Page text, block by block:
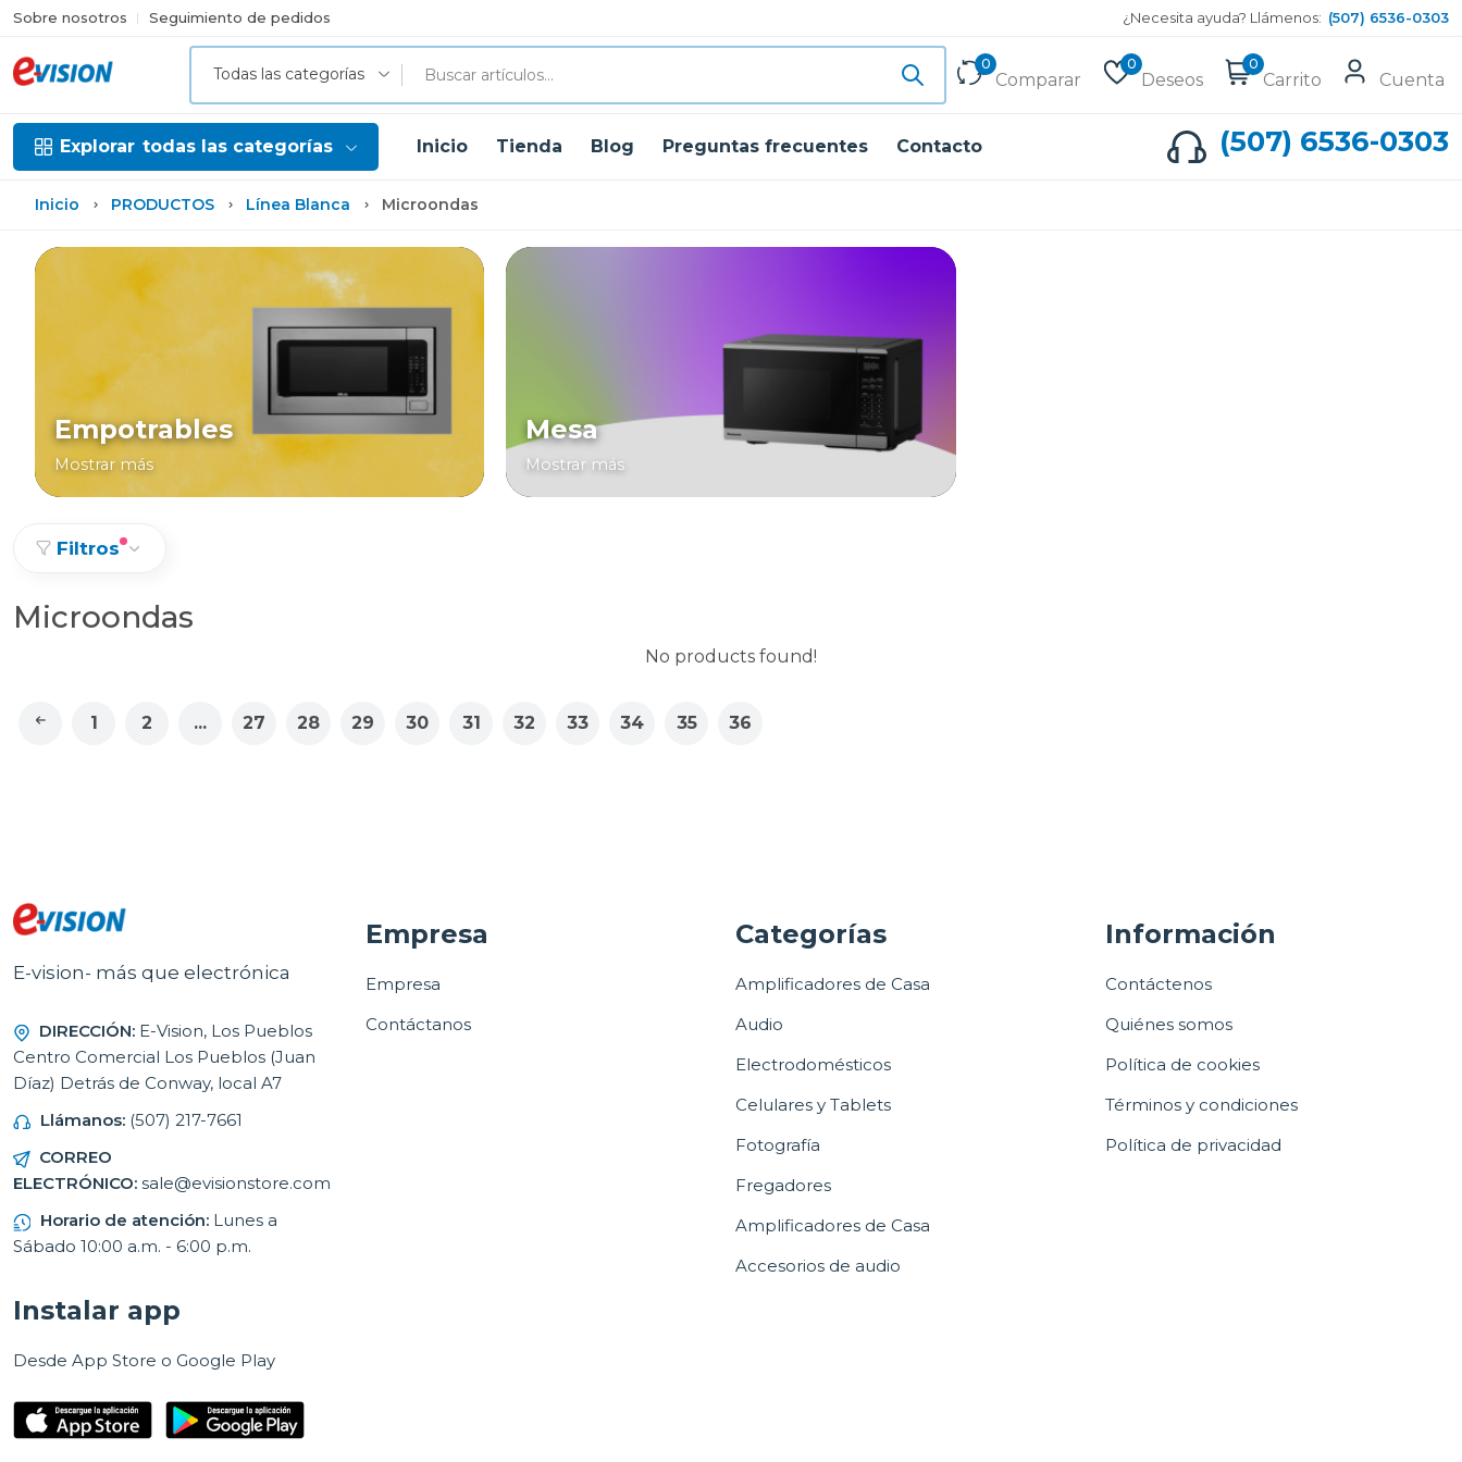
Sobre nosotros Seguimiento de pedidos ¿Necesita ayuda? Llámenos: (507) 6536-0303
Todas las categorías
0
Comparar
0
Deseos
0
Carrito Cuenta
Explorar todas las categorías Inicio Tienda Blog Preguntas frecuentes Contacto (507) 6536-0303
Inicio PRODUCTOS Línea Blanca Microondas
Empotrables
Mostrar más
Mesa
Mostrar más
Filtros
Microondas
No products found!
1 2 ... 27 28 29 30 31 32 33 34 35 36
E-vision- más que electrónica
DIRECCIÓN: E-Vision, Los Pueblos
Centro Comercial Los Pueblos (Juan
Díaz) Detrás de Conway, local A7
Llámanos: (507) 217-7661
CORREO
ELECTRÓNICO: sale@evisionstore.com
Horario de atención: Lunes a
Sábado 10:00 a.m. - 6:00 p.m.
Empresa
Empresa
Contáctanos
Categorías
Amplificadores de Casa
Audio
Electrodomésticos
Celulares y Tablets
Fotografía
Fregadores
Amplificadores de Casa
Accesorios de audio
Información
Contáctenos
Quiénes somos
Política de cookies
Términos y condiciones
Política de privacidad
Instalar app
Desde App Store o Google Play